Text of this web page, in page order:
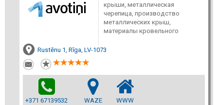
крыши, металлическая
черепица, производство
металлических крыш,
материалы кровельного
Rustēnu 1, Rīga, LV-1073
+371 67139532
WAZE
WWW